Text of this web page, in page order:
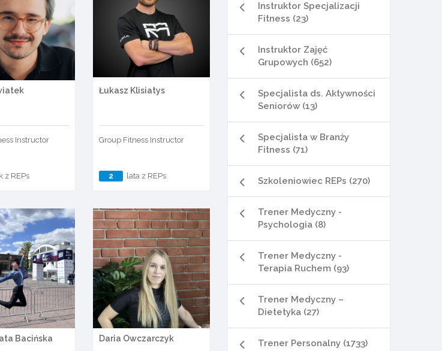
Instructor
z REPs
Łukasz Klisiatys
Group Fitness Instructor
2 lata z REPs
Bacińska Daria Owczarczyk
Instruktor Specjalizacji
Fitness (23)
Instruktor Zajęć
Grupowych (652)
Specjalista ds. Aktywności
Seniorów (13)
Specjalista w Branży
Fitness (71)
Szkoleniowiec REPs (270)
Trener Medyczny -
Psychologia (8)
Trener Medyczny -
Terapia Ruchem (93)
Trener Medyczny –
Dietetyka (27)
Trener Personalny (1733)